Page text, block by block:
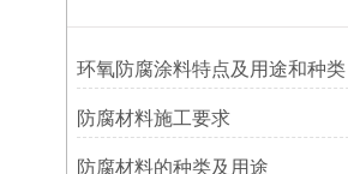
环氧防腐涂料特点及用途和种类
防腐材料施工要求
防腐材料的种类及用途